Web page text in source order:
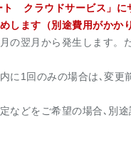
ト クラウドサービス」
します（別途費用がかか
の翌月から発生します
に1回のみの場合は､変
などをご希望の場合､別